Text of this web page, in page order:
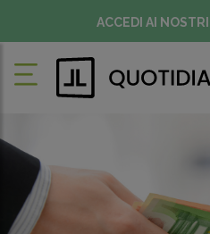
ACCEDI AI